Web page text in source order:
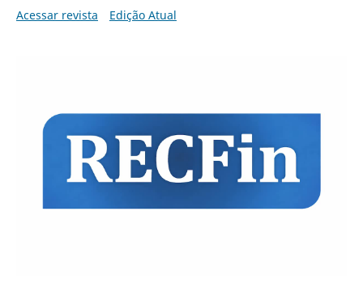
Acessar revista
Edição Atual